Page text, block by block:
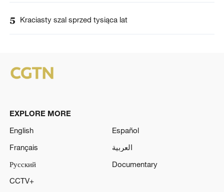
5 Kraciasty szal sprzed tysiąca lat
EXPLORE MORE
English
Español
Français
العربية
Русский
Documentary
CCTV+